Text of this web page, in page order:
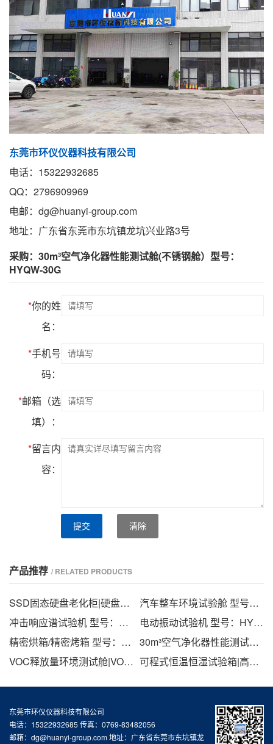
东莞市环仪仪器科技有限公司
电话：15322932685
QQ：2796909969
电邮：dg@huanyi-group.com
地址：广东省东莞市东坑镇龙坑兴业路3号
采购：30m³空气净化器性能测试舱(不锈钢舱）型号：
HYQW-30G
*你的姓
名：
*手机号
码：
*邮箱（选
填）：
*留言内
容：
提交 清除
产品推荐 / RELATED PRODUCTS
SSD固态硬盘老化柜|硬盘老化测试工具 型号：HY-SSD
汽车整车环境试验舱 型号：HYZC-HW-72
冲击响应谱试验机 型号：HYCJ
电动振动试验机 型号：HYEA
精密烘箱/精密烤箱 型号：HYOU
30m³空气净化器性能测试舱(不锈钢舱）型号：HYQW-30G
VOC释放量环境测试舱|VOC环境舱|VOC挥发性试验仓 型号：HYV
可程式恒温恒湿试验箱|高低温湿热交变试验箱|恒温恒湿试验机 型号：HYH
东莞市环仪仪器科技有限公司
电话：15322932685 传真：0769-83482056
邮箱：dg@huanyi-group.com 地址：广东省东莞市东坑镇龙